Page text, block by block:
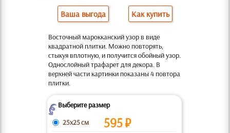
Ваша выгода Как купить
Восточный марокканский узор в виде
квадратной плитки. Можно повторять,
стыкуя вплотную, и получится обойный узор.
Однослойный трафарет для декора. В
верхней части картинки показаны 4 повтора
плитки.
ZВыберите размер
25x25 см
595₽